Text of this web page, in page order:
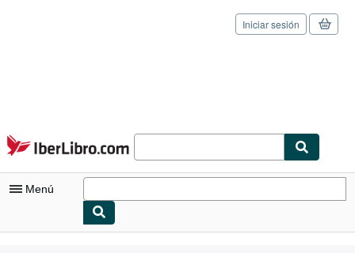
Pasar al contenido principal
IberLibro.com
Iniciar sesión
Menú